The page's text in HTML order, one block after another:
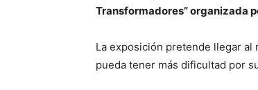
Transformadores” organizada
La exposición pretende llegar
pueda tener más dificultad por